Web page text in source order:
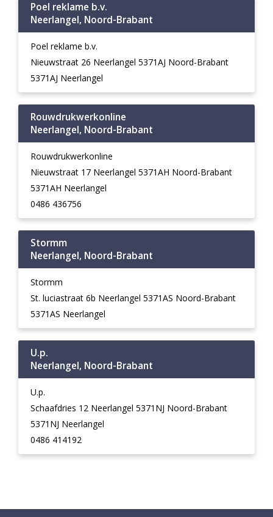
Poel reklame b.v.
Neerlangel, Noord-Brabant
Poel reklame b.v.
Nieuwstraat 26 Neerlangel 5371AJ Noord-Brabant
5371AJ Neerlangel
Rouwdrukwerkonline
Neerlangel, Noord-Brabant
Rouwdrukwerkonline
Nieuwstraat 17 Neerlangel 5371AH Noord-Brabant
5371AH Neerlangel
0486 436756
Stormm
Neerlangel, Noord-Brabant
Stormm
St. luciastraat 6b Neerlangel 5371AS Noord-Brabant
5371AS Neerlangel
U.p.
Neerlangel, Noord-Brabant
U.p.
Schaafdries 12 Neerlangel 5371NJ Noord-Brabant
5371NJ Neerlangel
0486 414192